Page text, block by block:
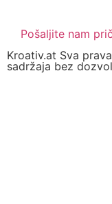
Pošaljite nam
Kroativ.at Sva
sadržaja bez